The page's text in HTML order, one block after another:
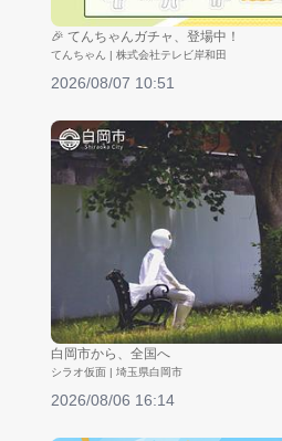
🎉 てんちゃんガチャ、登場中！
てんちゃん | 株式会社テレビ岸和田
2026/08/07 10:51
白岡市から、全国へ
シラオ仮面 | 埼玉県白岡市
2026/08/06 16:14